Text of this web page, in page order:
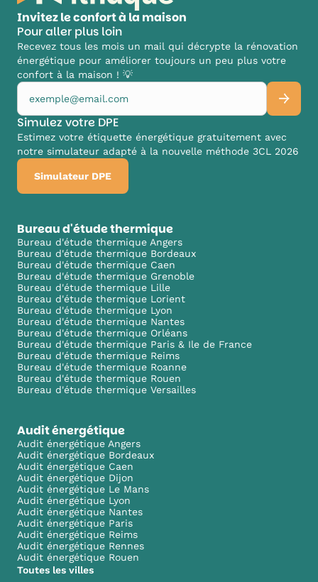
Invitez le confort à la maison
Pour aller plus loin
Recevez tous les mois un mail qui décrypte la rénovation
énergétique pour améliorer toujours un peu plus votre
confort à la maison ! 💡
Simulez votre DPE
Estimez votre étiquette énergétique gratuitement avec
notre simulateur adapté à la nouvelle méthode 3CL 2026
Simulateur DPE
Bureau d'étude thermique
Bureau d'étude thermique Angers
Bureau d'étude thermique Bordeaux
Bureau d'étude thermique Caen
Bureau d'étude thermique Grenoble
Bureau d'étude thermique Lille
Bureau d'étude thermique Lorient
Bureau d'étude thermique Lyon
Bureau d'étude thermique Nantes
Bureau d'étude thermique Orléans
Bureau d'étude thermique Paris & Ile de France
Bureau d'étude thermique Reims
Bureau d'étude thermique Roanne
Bureau d'étude thermique Rouen
Bureau d'étude thermique Versailles
Audit énergétique
Audit énergétique Angers
Audit énergétique Bordeaux
Audit énergétique Caen
Audit énergétique Dijon
Audit énergétique Le Mans
Audit énergétique Lyon
Audit énergétique Nantes
Audit énergétique Paris
Audit énergétique Reims
Audit énergétique Rennes
Audit énergétique Rouen
Toutes les villes